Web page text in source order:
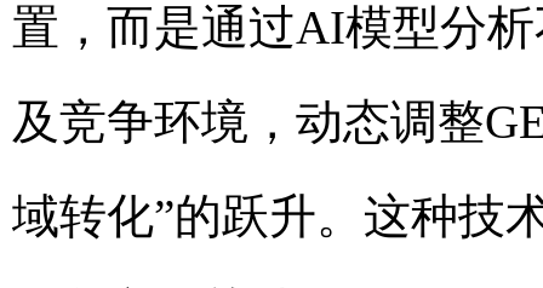
置，而是通过AI模型分
及竞争环境，动态调整
域转化”的跃升。这种技